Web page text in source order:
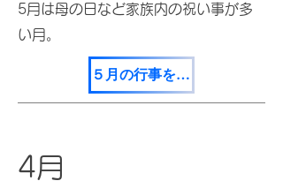
​5月は母の日など家族内の祝い事が多
い月。
５月の行事を見てみる
4月